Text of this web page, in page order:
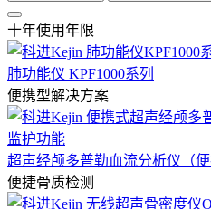
十年使用年限
肺功能仪 KPF1000系列
便携型解决方案
超声经颅多普勒血流分析仪（便
便捷骨质检测